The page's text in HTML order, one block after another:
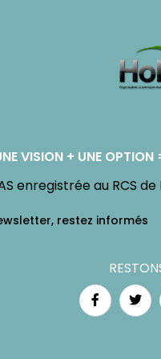
VISION + UNE
enregistrée au RCS